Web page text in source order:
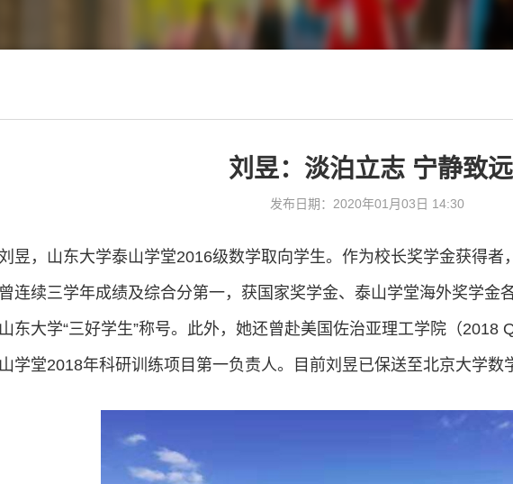
刘昱：淡泊立志 宁静致远
发布日期：2020年01月03日 14:30
昱，山东大学泰山学堂2016级数学取向学生。作为校长奖学金获得
连续三学年成绩及综合分第一，获国家奖学金、泰山学堂海外奖学金
东大学“三好学生”称号。此外，她还曾赴美国佐治亚理工学院（2018
学堂2018年科研训练项目第一负责人。目前刘昱已保送至北京大学数